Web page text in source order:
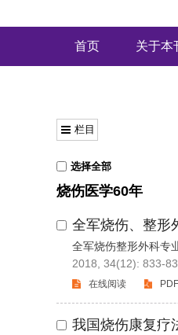
首页 关于本
栏目
选择全部
烧伤医学60年
全军烧伤、整形
全军烧伤整形外科专
2018, 34(12): 833-
在线阅读 PDF
我国烧伤康复疗